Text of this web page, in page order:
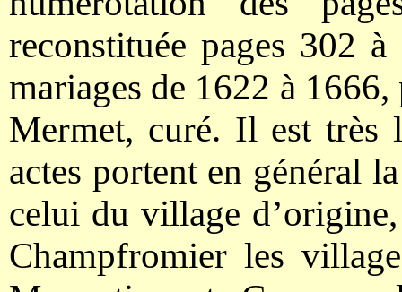
reconstituée pages 302
mariages de 1622 à
Mermet, curé. Il est très
actes portent en général
celui du village
Champfromier les